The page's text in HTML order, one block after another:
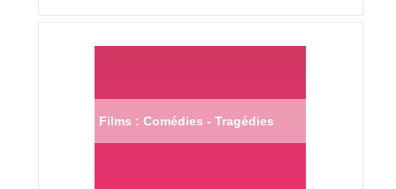
Films : Comédies - Tragédies